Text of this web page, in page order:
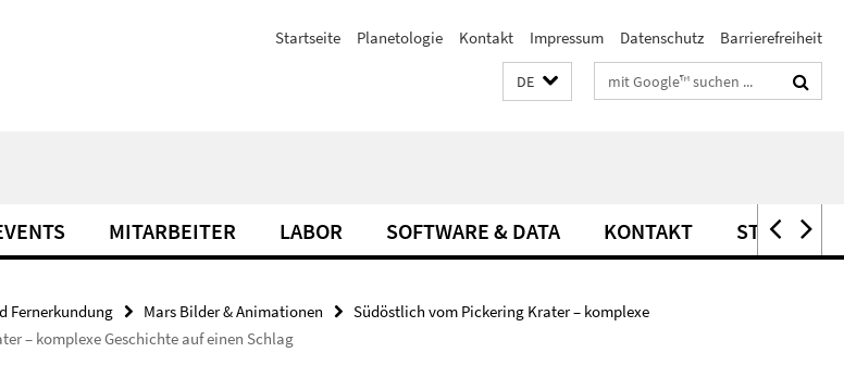
Startseite Planetologie Kontakt Impressum Datenschutz Barrierefreiheit
DE Suchbegriffe
MITARBEITER LABOR SOFTWARE & DATA KONTAKT STELLEN
Fernerkundung Mars Bilder & Animationen
Südöstlich vom Pickering Krater – komplexe
– komplexe Geschichte auf einen Schlag